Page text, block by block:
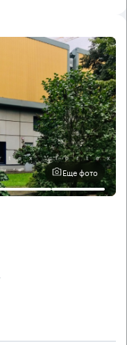
Еще фото